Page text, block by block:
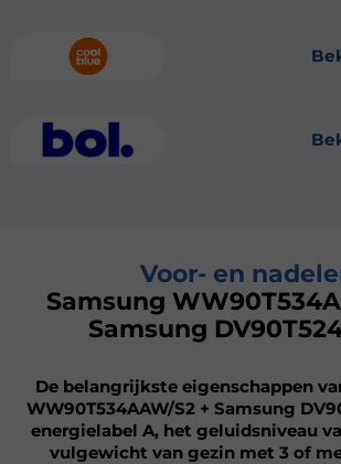
Voor- en
Samsung
Samsung
De belangrijkste eigenschappen
WW90T534AAW/S2 + Samsung
energielabel A, het geluidsniveau
vulgewicht van gezin met 3 of